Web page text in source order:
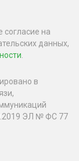
согласие на
данных,
.
в
ЭЛ № ФС 77